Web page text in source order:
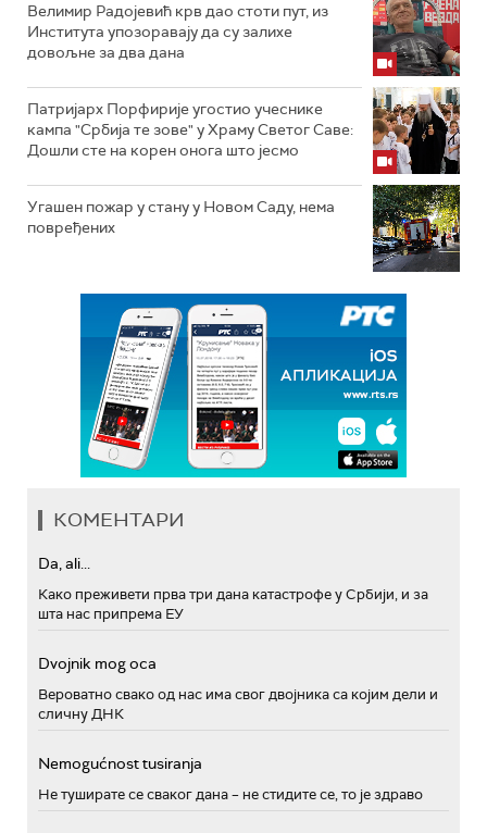
Велимир Радојевић крв дао стоти пут, из
Института упозоравају да су залихе
довољне за два дана
Патријарх Порфирије угостио учеснике
кампа "Србија те зове" у Храму Светог Саве:
Дошли сте на корен онога што јесмо
Угашен пожар у стану у Новом Саду, нема
повређених
КОМЕНТАРИ
Da, ali...
Како преживети прва три дана катастрофе у Србији, и за
шта нас припрема ЕУ
Dvojnik mog oca
Вероватно свако од нас има свог двојника са којим дели и
сличну ДНК
Nemogućnost tusiranja
Не туширате се сваког дана – не стидите се, то је здраво